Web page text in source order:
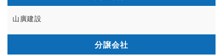
山廣建設
分譲会社